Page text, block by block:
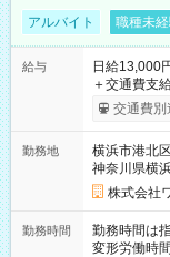
アルバイト 職種未
給与
日給13,000
＋交通費支給 ★交通費全額支給！ ┗案件により規定あり ★
いOK！（
ンビニATMか
交通費別
勤務地
横浜市港北区
神奈川県横
株式会社
勤務時間
勤務時間は
変形労働時間制 想